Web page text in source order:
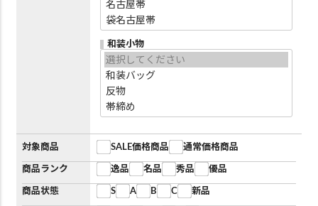
和装小物
対象商品 SALE価格商品 通常価格商品
商品ランク 逸品 名品 秀品 優品
商品状態 S A B C 新品